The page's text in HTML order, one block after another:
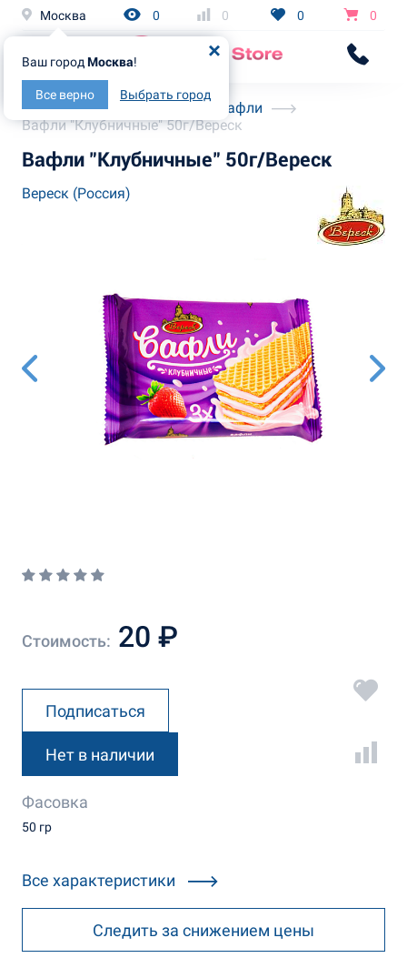
Москва
Ваш город Москва!
Все верно Выбрать город
0 0 0 0
Главная Каталог
Вафли
Вафли "Клубничные" 50г/Вереск
Вафли "Клубничные" 50г/Вереск
Вереск (Россия)
Стоимость: 20 ₽
Подписаться
Нет в наличии
Фасовка
50 гр
Все характеристики
Следить за снижением цены